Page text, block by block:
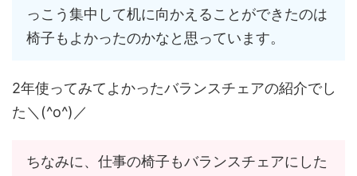
っこう集中して机に向かえることができたのは
椅子もよかったのかなと思っています。
2年使ってみてよかったバランスチェアの紹介でし
た＼(^o^)／
ちなみに、仕事の椅子もバランスチェアにした